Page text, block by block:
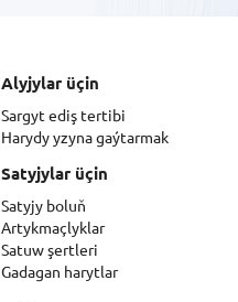
Alyjylar üçin
Sargyt ediş tertibi
Harydy yzyna gaýtarmak
Satyjylar üçin
Satyjy boluň
Artykmaçlyklar
Satuw şertleri
Gadagan harytlar